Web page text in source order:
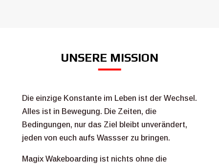
UNSERE MISSION
Die einzige Konstante im Leben ist der Wechsel.
Alles ist in Bewegung. Die Zeiten, die
Bedingungen, nur das Ziel bleibt unverändert,
jeden von euch aufs Wassser zu bringen.
Magix Wakeboarding ist nichts ohne die